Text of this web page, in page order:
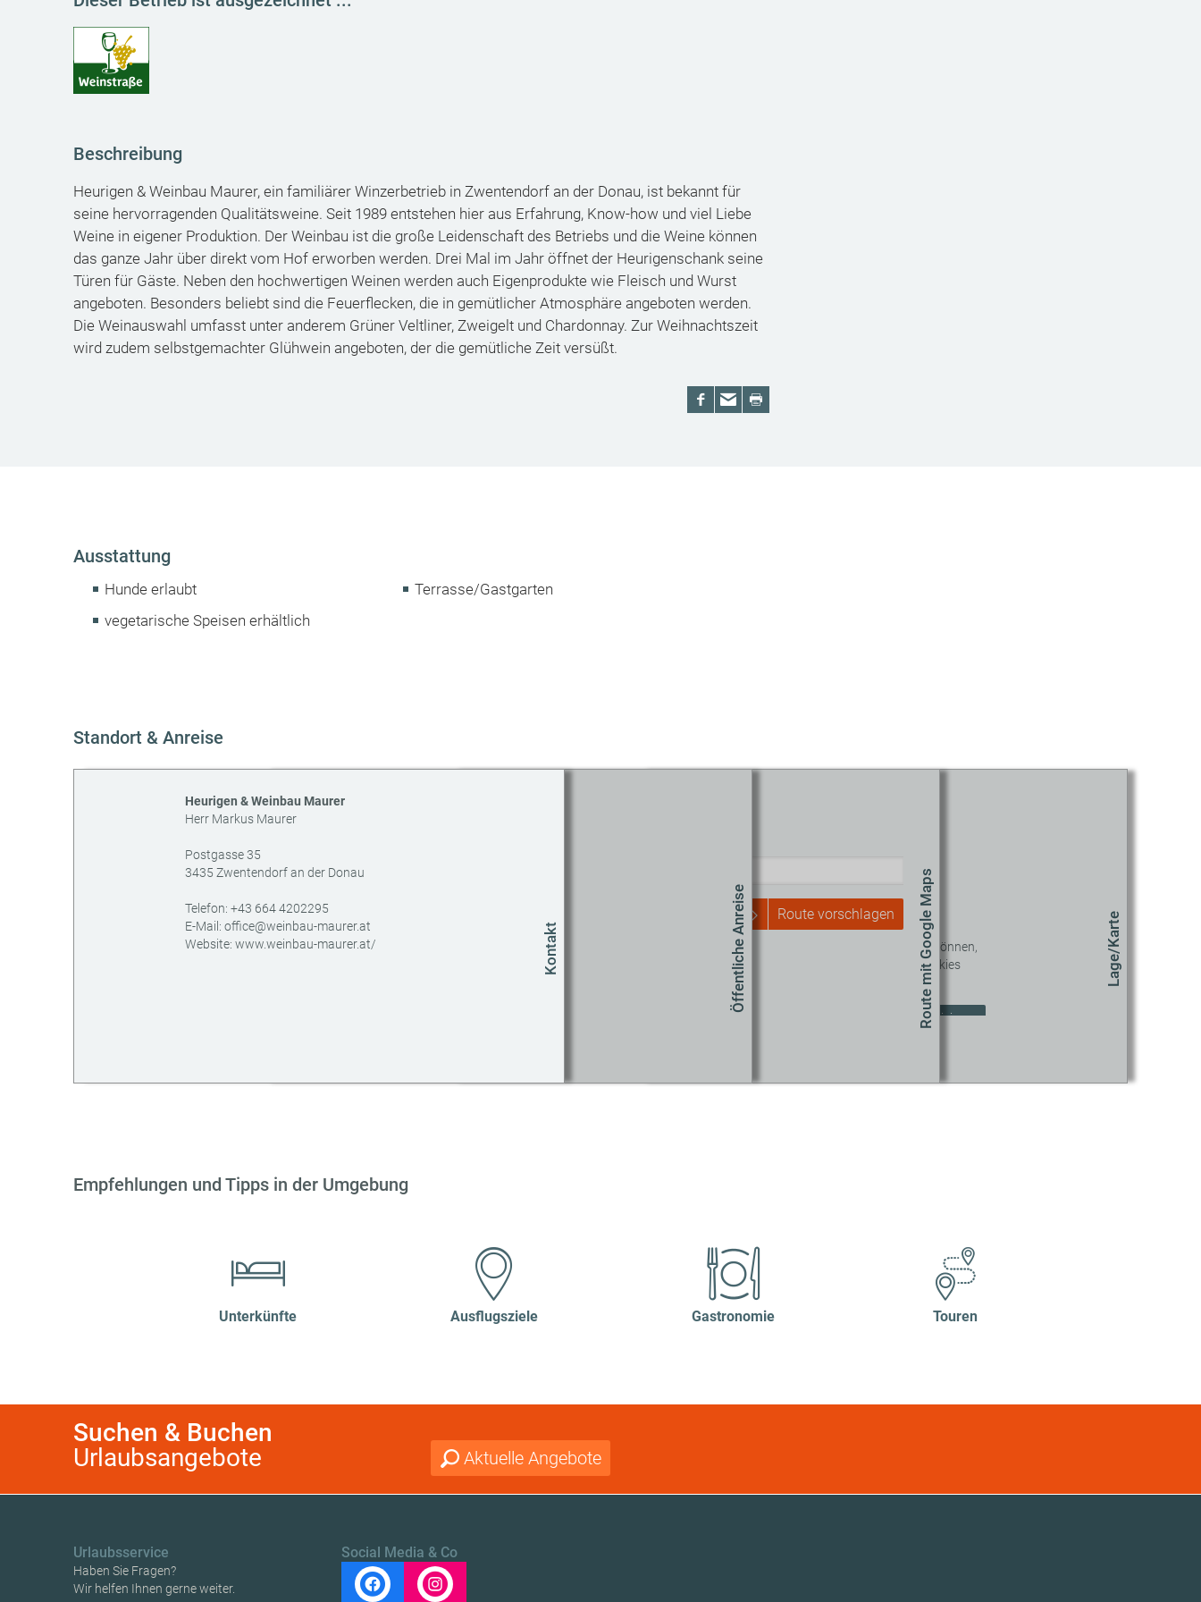
Beschreibung
Heurigen & Weinbau Maurer, ein familiärer Winzerbetrieb in Zwentendorf an der Donau, ist bekannt für
seine hervorragenden Qualitätsweine. Seit 1989 entstehen hier aus Erfahrung, Know-how und viel Liebe
Weine in eigener Produktion. Der Weinbau ist die große Leidenschaft des Betriebs und die Weine können
das ganze Jahr über direkt vom Hof erworben werden. Drei Mal im Jahr öffnet der Heurigenschank seine
Türen für Gäste. Neben den hochwertigen Weinen werden auch Eigenprodukte wie Fleisch und Wurst
angeboten. Besonders beliebt sind die Feuerflecken, die in gemütlicher Atmosphäre angeboten werden.
Die Weinauswahl umfasst unter anderem Grüner Veltliner, Zweigelt und Chardonnay. Zur Weihnachtszeit
wird zudem selbstgemachter Glühwein angeboten, der die gemütliche Zeit versüßt.
Ausstattung
Hunde erlaubt
Terrasse/Gastgarten
vegetarische Speisen erhältlich
Standort & Anreise
Kontakt
Heurigen & Weinbau Maurer
Herr Markus Maurer
Postgasse 35
3435 Zwentendorf an der Donau
Telefon: +43 664 4202295
E-Mail: office@weinbau-maurer.at
Website: www.weinbau-maurer.at/ Öffentliche Anreise Route mit Google Maps
Route vorschlagen Lage/Karte
Um diesen Inhalt sehen zu können,
müssen Sie unseren Cookies
Cookie-Einstellungen aktualisieren
Empfehlungen und Tipps in der Umgebung
Unterkünfte Ausflugsziele Gastronomie Touren
Suchen & Buchen
Urlaubsangebote
Aktuelle Angebote
Urlaubsservice
Haben Sie Fragen?
Wir helfen Ihnen gerne weiter.
Social Media & Co